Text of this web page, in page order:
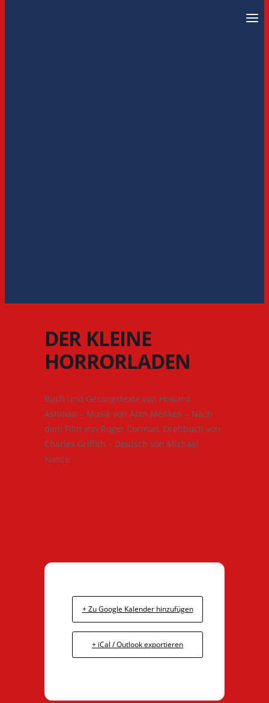
DER KLEINE
HORRORLADEN
Buch und Gesangstexte von Howard
Ashman – Musik von Alan Menken – Nach
dem Film von Roger Corman, Drehbuch von
Charles Griffith – Deutsch von Michael
Kunze
+ Zu Google Kalender hinzufügen
+ iCal / Outlook exportieren